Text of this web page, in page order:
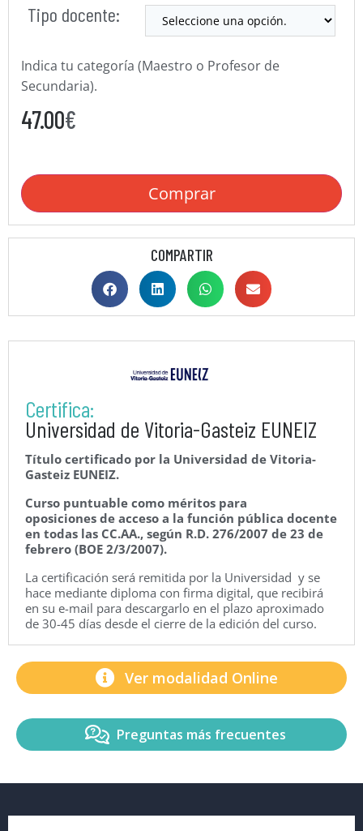
Tipo docente:
Indica tu categoría (Maestro o Profesor de
Secundaria).
47.00€
Comprar
COMPARTIR
Certifica:
Universidad de Vitoria-Gasteiz EUNEIZ
Título certificado por la Universidad de Vitoria-
Gasteiz EUNEIZ.
Curso puntuable como méritos para
oposiciones de acceso a la función pública docente
en todas las CC.AA., según R.D. 276/2007 de 23 de
febrero (BOE 2/3/2007).
La certificación será remitida por la Universidad y se
hace mediante diploma con firma digital, que recibirá
en su e-mail para descargarlo en el plazo aproximado
de 30-45 días desde el cierre de la edición del curso.
Ver modalidad Online
Preguntas más frecuentes